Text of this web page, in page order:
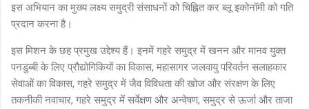
इस अभियान का मुख्य लक्ष्य समुद्री संसाधनों को चिह्नित कर ब्लू इकोनॉमी को गति
प्रदान करना है।
इस मिशन के छह प्रमुख उद्देश्य हैं। इनमें गहरे समुद्र में खनन और मानव युक्त
पनडुब्बी के लिए प्रौद्योगिकियों का विकास, महासागर जलवायु परिवर्तन सलाहकार
सेवाओं का विकास, गहरे समुद्र में जैव विविधता की खोज और संरक्षण के लिए
तकनीकी नवाचार, गहरे समुद्र में सर्वेक्षण और अन्वेषण, समुद्र से ऊर्जा और ताजा